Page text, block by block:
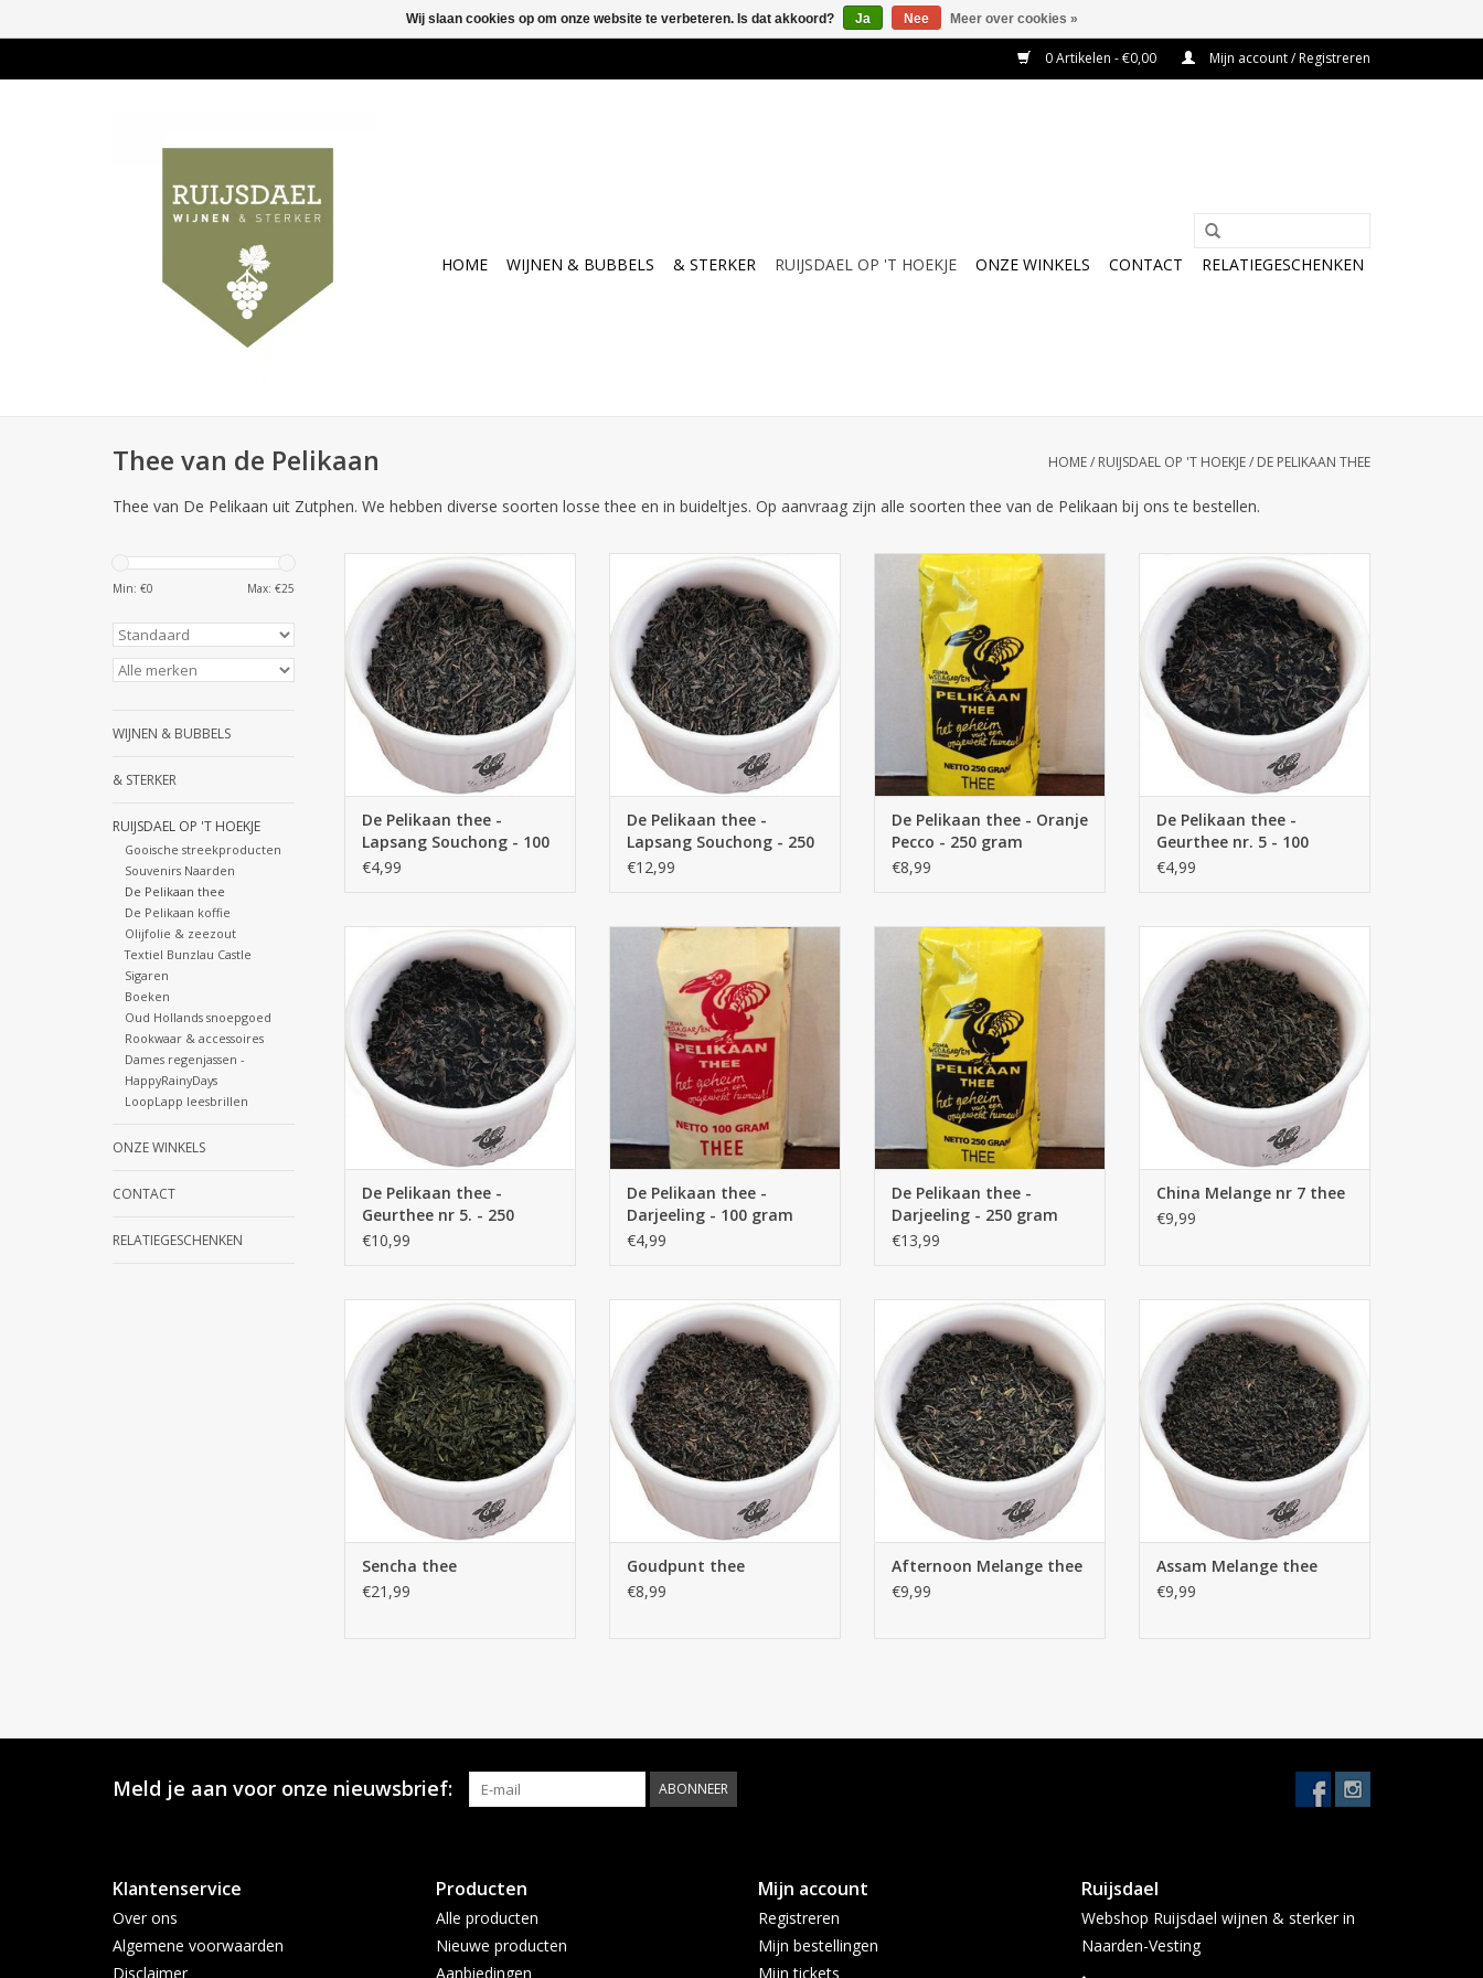
0 Artikelen - €0,00 Mijn account / Registreren
HOME WIJNEN & BUBBELS & STERKER RUIJSDAEL OP 'T HOEKJE ONZE WINKELS CONTACT RELATIEGESCHENKEN
Thee van de Pelikaan HOME/ RUIJSDAEL OP 'T HOEKJE/ DE PELIKAAN THEE
Thee van De Pelikaan uit Zutphen. We hebben diverse soorten losse thee en in buideltjes. Op aanvraag zijn alle soorten thee van de Pelikaan bij ons te bestellen.
Min: €0 Max: €25
WIJNEN & BUBBELS
& STERKER
RUIJSDAEL OP 'T HOEKJE
Gooische streekproducten
Souvenirs Naarden
De Pelikaan thee
De Pelikaan koffie
Olijfolie & zeezout
Textiel Bunzlau Castle
Sigaren
Boeken
Oud Hollands snoepgoed
Rookwaar & accessoires
Dames regenjassen -
HappyRainyDays
LoopLapp leesbrillen
ONZE WINKELS
CONTACT
RELATIEGESCHENKEN
De Pelikaan De Pelikaan thee -
Lapsang Souchong - 100 gram
TOEVOEGEN AAN WINKELWAGEN
De Pelikaan thee -
Lapsang Souchong - 100
gram
€4,99
De Pelikaan thee - Lapsang
Souchong - 250 gram
TOEVOEGEN AAN WINKELWAGEN
De Pelikaan thee -
Lapsang Souchong - 250
gram
€12,99
De Pelikaan thee - Oranje Pecco -
250 gram
TOEVOEGEN AAN WINKELWAGEN
De Pelikaan thee - Oranje
Pecco - 250 gram
€8,99
De Pelikaan thee - Geurthee nr. 5
- 100 gram
TOEVOEGEN AAN WINKELWAGEN
De Pelikaan thee -
Geurthee nr. 5 - 100
gram
€4,99
De Pelikaan thee - Geurthee nr 5.
- 250 gram
TOEVOEGEN AAN WINKELWAGEN
De Pelikaan thee -
Geurthee nr 5. - 250
gram
€10,99
De Pelikaan thee - Darjeeling -
TOEVOEGEN AAN WINKELWAGEN
De Pelikaan thee -
Darjeeling - 100 gram
€4,99
De Pelikaan thee - Darjeeling -
250 gram
TOEVOEGEN AAN WINKELWAGEN
De Pelikaan thee -
Darjeeling - 250 gram
€13,99
Een huisgemelangeerde zwarte
middag- en avondthee met een
vleugje ‘Tarry’, ofwel gerookte
smaak.
TOEVOEGEN AAN WINKELWAGEN
China Melange nr 7 thee
€9,99
De Pelikaan Sencha thee
TOEVOEGEN AAN WINKELWAGEN
Sencha thee
€21,99
De Pelikaan Goudpunt thee
TOEVOEGEN AAN WINKELWAGEN
Goudpunt thee
€8,99
De Pelikaan Afternoon Melange
thee
TOEVOEGEN AAN WINKELWAGEN
Afternoon Melange thee
€9,99
De Pelikaan Assam Melange thee
TOEVOEGEN AAN WINKELWAGEN
Assam Melange thee
€9,99
Meld je aan voor onze nieuwsbrief: ABONNEER
Klantenservice
Over ons
Algemene voorwaarden
Disclaimer
Producten
Alle producten
Nieuwe producten
Aanbiedingen
Mijn account
Registreren
Mijn bestellingen
Mijn tickets
Ruijsdael
Webshop Ruijsdael wijnen & sterker in
Naarden-Vesting
Wij slaan cookies op om onze website te verbeteren. Is dat akkoord? Ja Nee Meer over cookies »